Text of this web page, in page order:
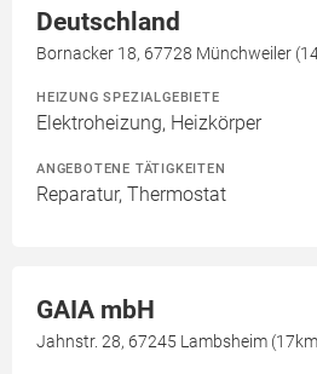
Deutschland
Bornacker 18, 67728 Münchweiler
HEIZUNG SPEZIALGEBIETE
Elektroheizung, Heizkörper
ANGEBOTENE TÄTIGKEITEN
Reparatur, Thermostat
GAIA mbH
Jahnstr. 28, 67245 Lambsheim